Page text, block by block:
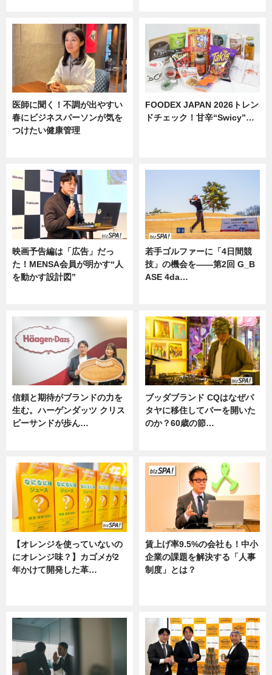
医師に聞く！不調が出やすい
春にビジネスパーソンが気を
つけたい健康管理
FOODEX JAPAN 2026トレン
ドチェック！甘辛“Swicy”…
映画予告編は「広告」だっ
た！MENSA会員が明かす“人
を動かす設計図”
若手ゴルファーに「4日間競
技」の機会を——第2回 G_B
ASE 4da…
信頼と期待がブランドの力を
生む。ハーゲンダッツ クリス
ピーサンドが歩ん…
ブッダブランド CQはなぜパ
タヤに移住してバーを開いた
のか？60歳の節…
【オレンジを使っていないの
にオレンジ味？】カゴメが2
年かけて開発した革…
賃上げ率9.5%の会社も！中小
企業の課題を解決する「人事
制度」とは？